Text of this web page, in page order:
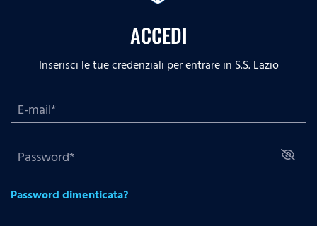
ACCEDI
Inserisci le tue credenziali per entrare in S.S. Lazio
Password dimenticata?